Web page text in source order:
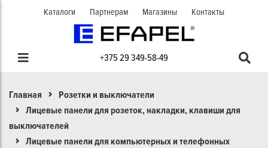
Каталоги Партнерам Магазины Контакты
+375 29 349-58-49
Главная
Розетки и выключатели
Лицевые панели для розеток, накладки, клавиши для
выключателей
Лицевые панели для компьютерных и телефонных